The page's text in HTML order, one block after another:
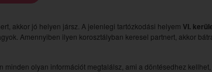
akkor jó helyen jársz. A jelenlegi tartózkodási helyem VI.
Amennyiben ilyen korosztályban keresel partnert, akkor
olyan információt megtalálsz, ami a döntésedhez